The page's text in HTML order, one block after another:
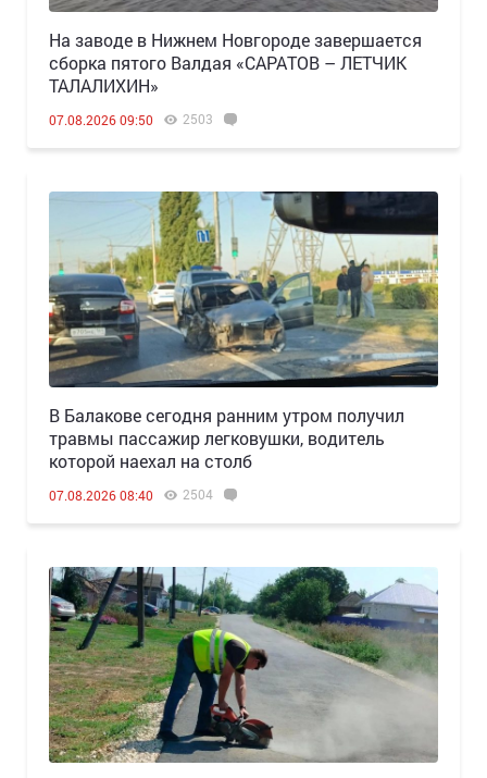
Н️а заводе в Нижнем Новгороде завершается
сборка пятого Валдая «САРАТОВ – ЛЕТЧИК
ТАЛАЛИХИН»
07.08.2026 09:50 2503
В Балакове сегодня ранним утром получил
травмы пассажир легковушки, водитель
которой наехал на столб
07.08.2026 08:40 2504